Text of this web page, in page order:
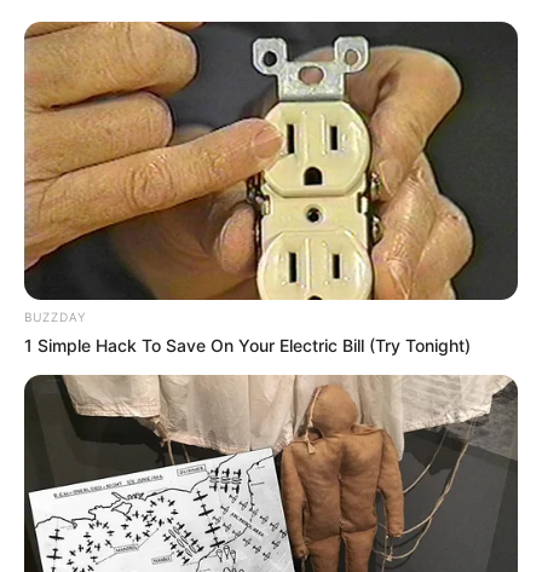
BUZZDAY
1 Simple Hack To Save On Your Electric Bill (Try Tonight)